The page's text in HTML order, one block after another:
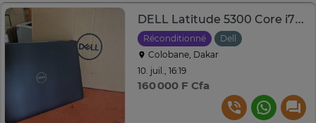
DELL Latitude 5300 Core i7 8ème.8Go.SSD 256Go 13.3''
Réconditionné
Dell
Colobane, Dakar
10. juil., 16:19
160 000 F Cfa